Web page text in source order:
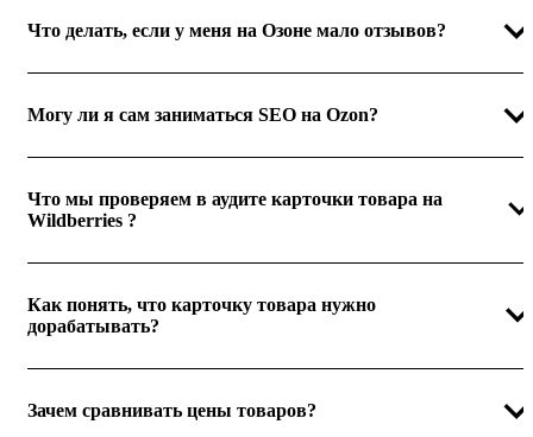
Что делать, если у меня на Озоне мало отзывов?
Могу ли я сам заниматься SEO на Ozon?
Что мы проверяем в аудите карточки товара на
Wildberries ?
Как понять, что карточку товара нужно
дорабатывать?
Зачем сравнивать цены товаров?